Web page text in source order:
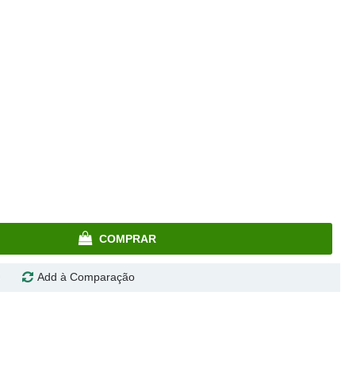
COMPRAR
Add à Comparação